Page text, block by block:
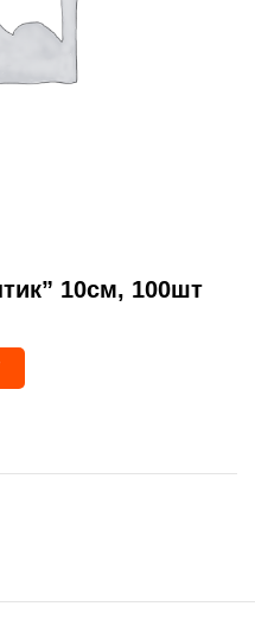
10см, 100шт